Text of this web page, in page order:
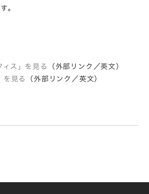
。
ィス」を見る
（外部リンク／英文）
を見る
（外部リンク／英文）